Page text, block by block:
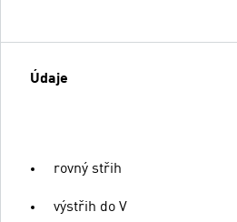
Údaje
rovný střih
výstřih do V